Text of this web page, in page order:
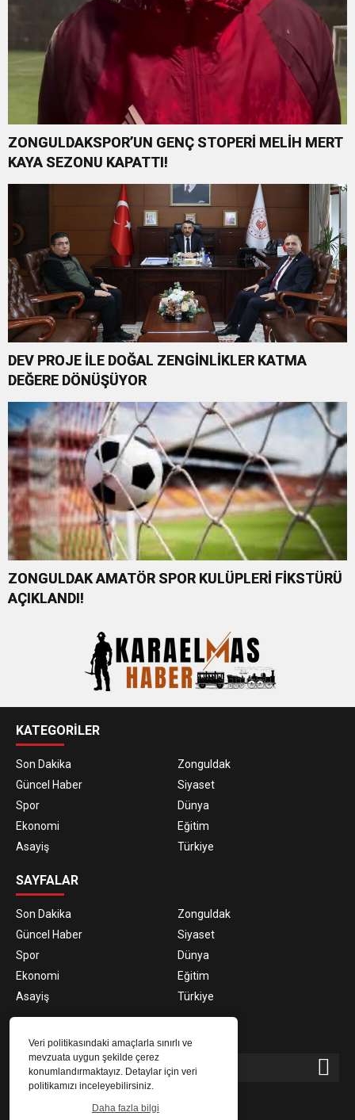
Veri politikasındaki amaçlarla sınırlı ve
mevzuata uygun şekilde çerez
konumlandırmaktayız. Detaylar için veri
politikamızı inceleyebilirsiniz.
Daha fazla bilgi
ZONGULDAKSPOR’UN GENÇ STOPERİ MELİH MERT
KAYA SEZONU KAPATTI!
DEV PROJE İLE DOĞAL ZENGİNLİKLER KATMA
DEĞERE DÖNÜŞÜYOR
ZONGULDAK AMATÖR SPOR KULÜPLERİ FİKSTÜRÜ
AÇIKLANDI!
KATEGORİLER
Son Dakika
Zonguldak
Güncel Haber
Siyaset
Spor
Dünya
Ekonomi
Eğitim
Asayiş
Türkiye
SAYFALAR
Son Dakika
Zonguldak
Güncel Haber
Siyaset
Spor
Dünya
Ekonomi
Eğitim
Asayiş
Türkiye